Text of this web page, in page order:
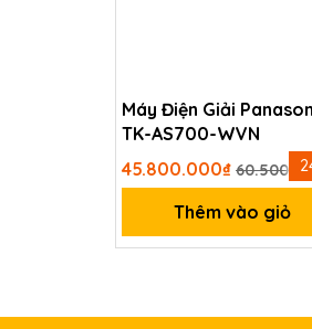
Máy Điện Giải
TK-AS700-WVN
45.800.000₫
Thêm vào giỏ